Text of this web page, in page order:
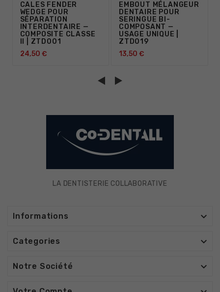
CALES FENDER
WEDGE POUR
SÉPARATION
INTERDENTAIRE —
COMPOSITE CLASSE
II | ZTD001
24,50 €
EMBOUT MÉLANGEUR
DENTAIRE POUR
SERINGUE BI-
COMPOSANT —
USAGE UNIQUE |
ZTD019
13,50 €
LA DENTISTERIE COLLABORATIVE
Informations 
Categories 
Notre Société 